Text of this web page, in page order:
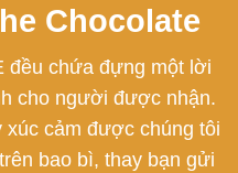
Chocolate
đều chứa đựng một lời
cho người được nhận.
xúc cảm được chúng tôi
bao bì, thay bạn gửi